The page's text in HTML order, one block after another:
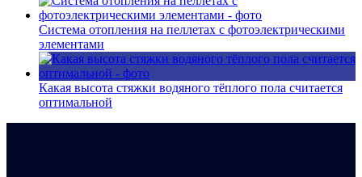
Система отопления на пеллетах с фотоэлектрическими
элементами
Какая высота стяжки водяного тёплого пола считается
оптимальной